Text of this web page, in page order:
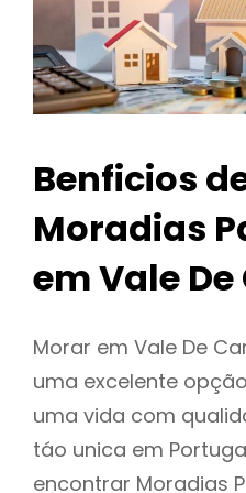
Benficios
Moradias
em Vale
Morar em Vale De
uma excelente
uma vida com
táo unica em
encontrar Moradias